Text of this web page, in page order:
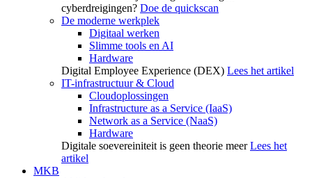
cyberdreigingen? Doe de quickscan
De moderne werkplek
Digitaal werken
Slimme tools en AI
Hardware
Digital Employee Experience (DEX) Lees het artikel
IT-infrastructuur & Cloud
Cloudoplossingen
Infrastructure as a Service (IaaS)
Network as a Service (NaaS)
Hardware
Digitale soevereiniteit is geen theorie meer Lees het
artikel
MKB